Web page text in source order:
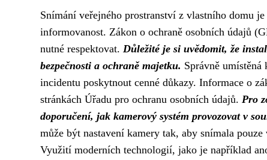
Snímání veřejného prostranství z vlastního domu
informovanost. Zákon o ochraně osobních údajů
nutné respektovat. Důležité je si uvědomit, že
bezpečnosti a ochraně majetku. Správně
incidentu poskytnout cenné důkazy. Informace o
stránkách Úřadu pro ochranu osobních údajů. Pro
doporučení, jak kamerový systém provozovat v
může být nastavení kamery tak, aby snímala
Využití moderních technologií, jako je například